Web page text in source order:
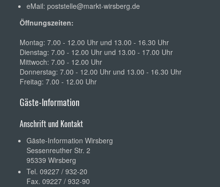
eMail: poststelle@markt-wirsberg.de
Öffnungszeiten:
Montag: 7.00 - 12.00 Uhr und 13.00 - 16.30 Uhr
Dienstag: 7.00 - 12.00 Uhr und 13.00 - 17.00 Uhr
Mittwoch: 7.00 - 12.00 Uhr
Donnerstag: 7.00 - 12.00 Uhr und 13.00 - 16.30 Uhr
Freitag: 7.00 - 12.00 Uhr
Gäste-Information
Anschrift und Kontakt
Gäste-Information Wirsberg
Sessenreuther Str. 2
95339 Wirsberg
Tel. 09227 / 932-20
Fax. 09227 / 932-90